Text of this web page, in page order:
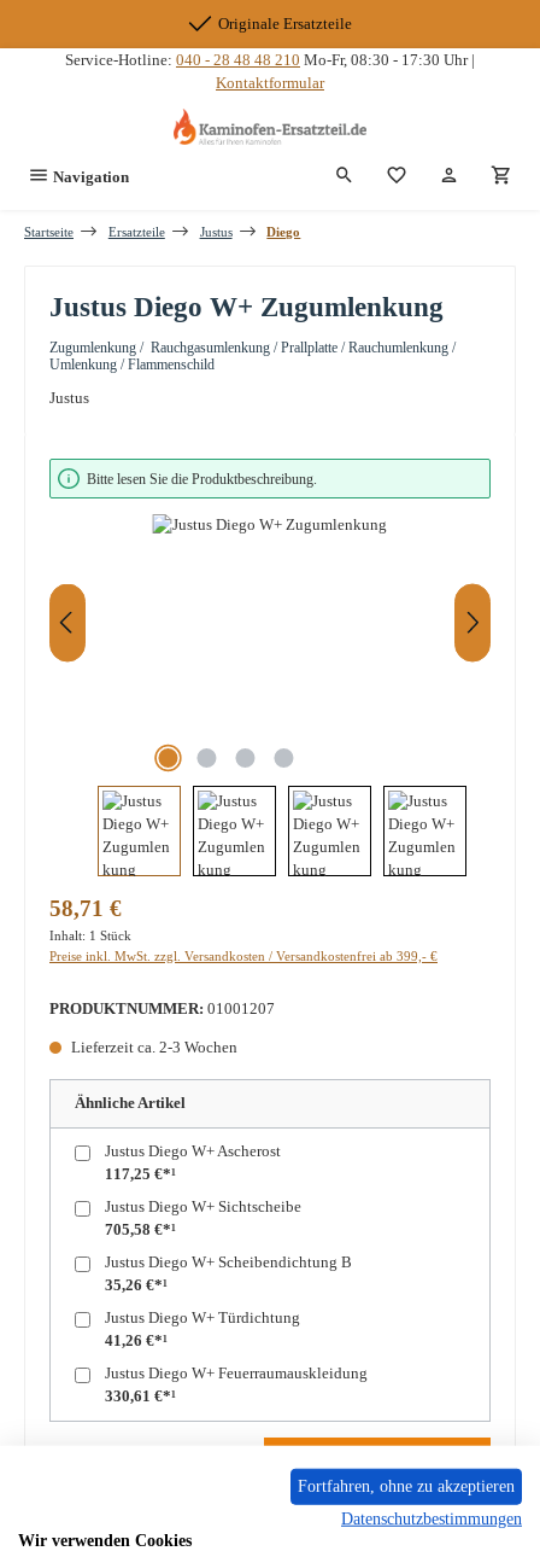
Originale Ersatzteile
Service-Hotline: 040 - 28 48 48 210 Mo-Fr, 08:30 - 17:30 Uhr |
Kontaktformular
Navigation Du hast 0
Startseite Ersatzteile Justus Diego
Justus Diego W+ Zugumlenkung
Zugumlenkung / Rauchgasumlenkung / Prallplatte / Rauchumlenkung /
Umlenkung / Flammenschild
Justus
Bildergalerie überspringen
Bitte lesen Sie die Produktbeschreibung.
Regulärer Preis:
58,71 €
Inhalt: 1 Stück
Preise inkl. MwSt. zzgl. Versandkosten / Versandkostenfrei ab 399,- €
PRODUKTNUMMER: 01001207
Lieferzeit ca. 2-3 Wochen
Ähnliche Artikel
Justus Diego W+ Ascherost
117,25 €*¹
Justus Diego W+ Sichtscheibe
705,58 €*¹
Justus Diego W+ Scheibendichtung B
35,26 €*¹
Justus Diego W+ Türdichtung
41,26 €*¹
Justus Diego W+ Feuerraumauskleidung
330,61 €*¹
Produkt Anzahl: Gib den gewünschten Wert ein oder benutze die Schaltflächen um die
In den Warenkorb
Zum Merkzettel hinzufügen
Fortfahren, ohne zu akzeptieren
Datenschutzbestimmungen
Wir verwenden Cookies